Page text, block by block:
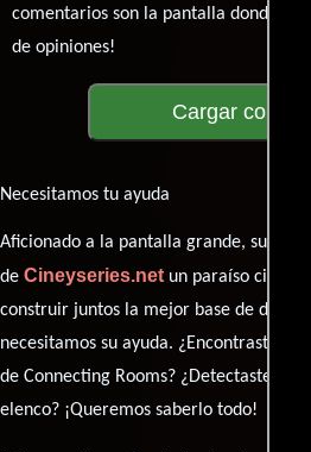
comentarios son la pantalla donde se
de opiniones!
Cargar
Necesitamos tu ayuda
Aficionado a la pantalla grande, su
de Cineyseries.netun paraíso cinéfilo
construir juntos la mejor base de datos
necesitamos su ayuda. ¿Encontraste
de Connecting Rooms? ¿Detectaste
elenco? ¡Queremos saberlo todo!